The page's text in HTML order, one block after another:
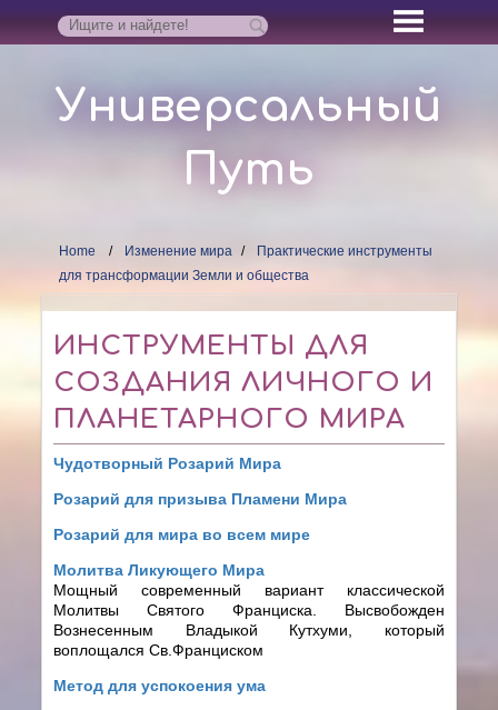
Универсальный
Путь
Home Изменение мира
Практические инструменты
для трансформации Земли и общества
ИНСТРУМЕНТЫ ДЛЯ
СОЗДАНИЯ ЛИЧНОГО И
ПЛАНЕТАРНОГО МИРА
Чудотворный Розарий Мира
Розарий для призыва Пламени Мира
Розарий для мира во всем мире
Молитва Ликующего Мира
Мощный современный вариант классической
Молитвы Святого Франциска. Высвобожден
Вознесенным Владыкой Кутхуми, который
воплощался Св.Франциском
Метод для успокоения ума